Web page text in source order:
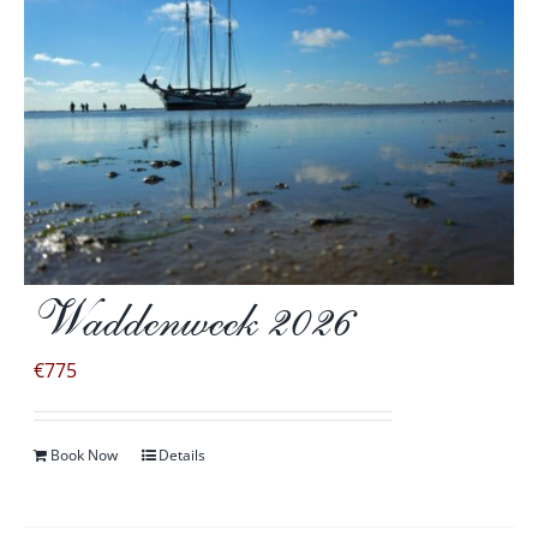
Waddenweek 2026
€775
Book Now Details